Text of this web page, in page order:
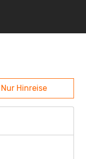
Nur Hinreise